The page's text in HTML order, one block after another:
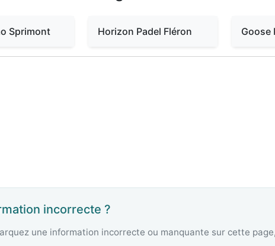
Sprimont Horizon Padel Fléron Goose
incorrecte ?
une information incorrecte ou manquante sur cette